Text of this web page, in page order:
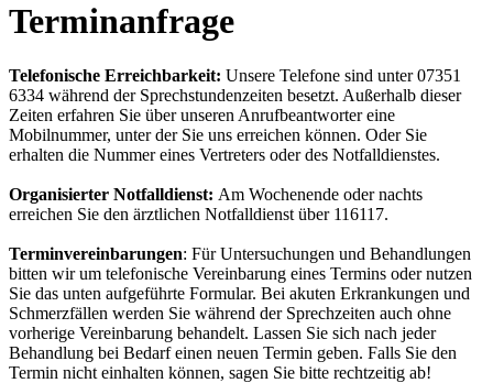
Terminanfrage
Telefonische Erreichbarkeit: Unsere Telefone sind unter 07351
6334 während der Sprechstundenzeiten besetzt. Außerhalb dieser
Zeiten erfahren Sie über unseren Anrufbeantworter eine
Mobilnummer, unter der Sie uns erreichen können. Oder Sie
erhalten die Nummer eines Vertreters oder des Notfalldienstes.
Organisierter Notfalldienst: Am Wochenende oder nachts
erreichen Sie den ärztlichen Notfalldienst über 116117.
Terminvereinbarungen: Für Untersuchungen und Behandlungen
bitten wir um telefonische Vereinbarung eines Termins oder nutzen
Sie das unten aufgeführte Formular. Bei akuten Erkrankungen und
Schmerzfällen werden Sie während der Sprechzeiten auch ohne
vorherige Vereinbarung behandelt. Lassen Sie sich nach jeder
Behandlung bei Bedarf einen neuen Termin geben. Falls Sie den
Termin nicht einhalten können, sagen Sie bitte rechtzeitig ab!